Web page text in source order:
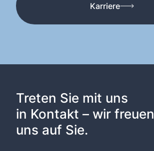
Karriere
Treten Sie mit uns
in Kontakt – wir freuen
uns auf Sie.